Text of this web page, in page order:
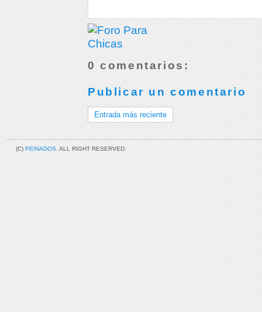
0 comentarios:
Publicar un comentario
Entrada más reciente
(C) PEINADOS . ALL RIGHT RESERVED.